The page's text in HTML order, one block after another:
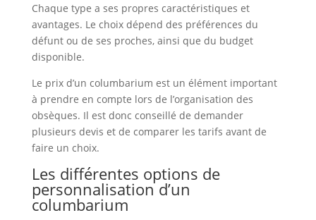
Chaque type a ses propres caractéristiques et
avantages. Le choix dépend des préférences du
défunt ou de ses proches, ainsi que du budget
disponible.
Le prix d’un columbarium est un élément important
à prendre en compte lors de l’organisation des
obsèques. Il est donc conseillé de demander
plusieurs devis et de comparer les tarifs avant de
faire un choix.
Les différentes options de
personnalisation d’un
columbarium